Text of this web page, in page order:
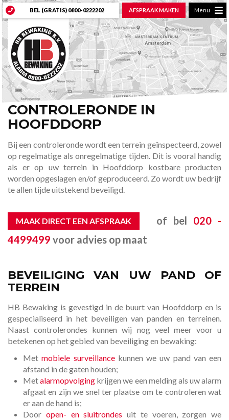
Menu
AFSPRAAK MAKEN
BEL (GRATIS) 0800-0222202
CONTROLERONDE IN
HOOFDDORP
Bij een controleronde wordt een terrein geïnspecteerd, zowel
op regelmatige als onregelmatige tijden. Dit is vooral handig
als er op uw terrein in Hoofddorp kostbare producten
worden opgeslagen en/of geproduceerd. Zo wordt uw bedrijf
te allen tijde uitstekend beveiligd.
MAAK DIRECT EEN AFSPRAAK of bel 020 -
4499499 voor advies op maat
BEVEILIGING VAN UW PAND OF
TERREIN
HB Bewaking is gevestigd in de buurt van Hoofddorp en is
gespecialiseerd in het beveiligen van panden en terreinen.
Naast controlerondes kunnen wij nog veel meer voor u
betekenen op het gebied van beveiliging en bewaking:
Metmobiele surveillancekunnen we uw pand van een
afstand in de gaten houden;
Metalarmopvolging krijgen we een melding als uw alarm
afgaat en zijn we snel ter plaatse om te controleren wat
er aan de hand is;
Door open- en sluitrondes uit te voeren, zorgen we